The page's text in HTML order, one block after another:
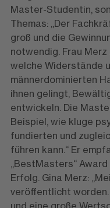
Master-Studentin,
Themas: „Der
groß und die
notwendig. Frau
welche Widerstände
männerdominierten
ihnen gelingt,
entwickeln. Die
Beispiel, wie kluge
fundierten und
führen kann.“ Er
„BestMasters“
Erfolg. Gina Merz:
veröffentlicht
und eine große